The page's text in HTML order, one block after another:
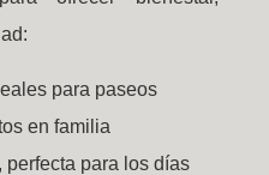
para paseos
en familia
perfecta para los días